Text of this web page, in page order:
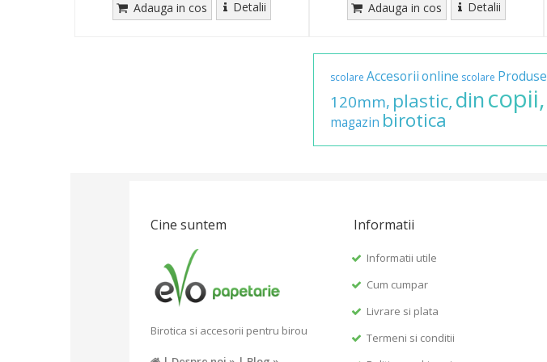
Adauga in cos Detalii Adauga in cos Detalii
scolare Accesoriionline scolare Produse
120mm, plastic,dincopii,
magazin birotica
Cine suntem
Birotica si accesorii pentru birou
Informatii
Informatii utile
Cum cumpar
Livrare si plata
Termeni si conditii